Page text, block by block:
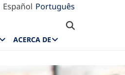
Español Português
ACERCA DE